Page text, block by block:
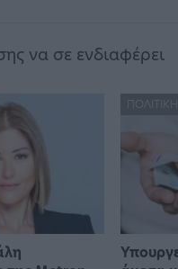
να σε ενδιαφέρει
ΠΟΛΙΤΙΚΉ